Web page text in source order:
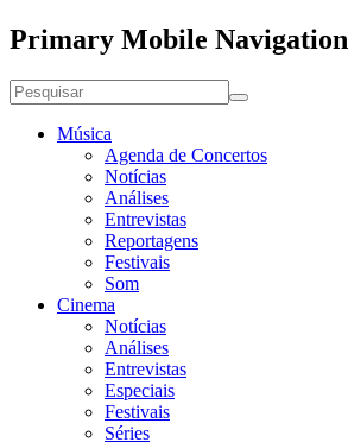
Primary Mobile Navigation
Música
Agenda de Concertos
Notícias
Análises
Entrevistas
Reportagens
Festivais
Som
Cinema
Notícias
Análises
Entrevistas
Especiais
Festivais
Séries